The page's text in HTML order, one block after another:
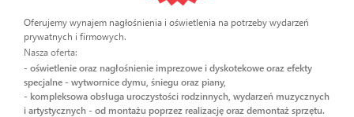
Oferujemy wynajem nagłośnienia i oświetlenia na potrzeby wydarzeń
prywatnych i firmowych.
Nasza oferta:
- oświetlenie oraz nagłośnienie imprezowe i dyskotekowe oraz efekty
specjalne - wytwornice dymu, śniegu oraz piany,
- kompleksowa obsługa uroczystości rodzinnych, wydarzeń muzycznych
i artystycznych - od montażu poprzez realizację oraz demontaż sprzętu.